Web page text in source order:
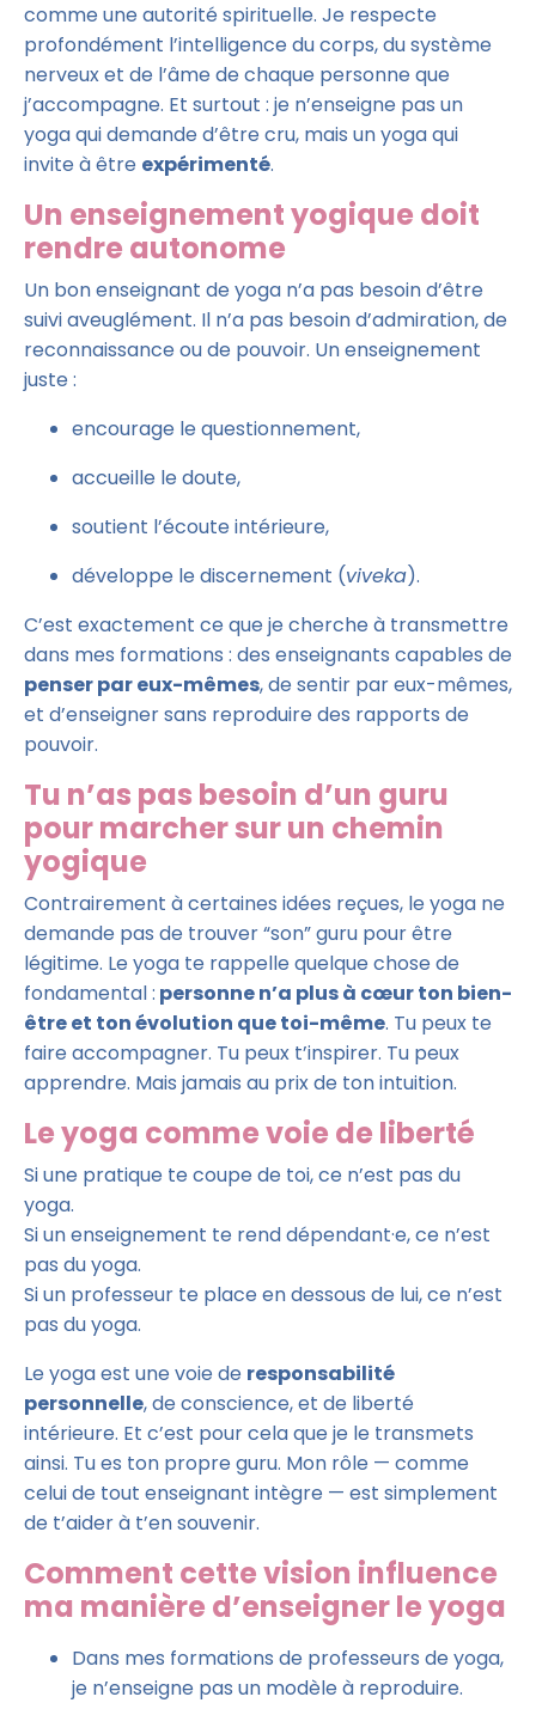
comme une autorité spirituelle. Je respecte
profondément l’intelligence du corps, du système
nerveux et de l’âme de chaque personne que
j’accompagne. Et surtout : je n’enseigne pas un
yoga qui demande d’être cru, mais un yoga qui
invite à être expérimenté.
Un enseignement yogique doit
rendre autonome
Un bon enseignant de yoga n’a pas besoin d’être
suivi aveuglément. Il n’a pas besoin d’admiration, de
reconnaissance ou de pouvoir. Un enseignement
juste :
encourage le questionnement,
accueille le doute,
soutient l’écoute intérieure,
développe le discernement (viveka).
C’est exactement ce que je cherche à transmettre
dans mes formations : des enseignants capables de
penser par eux-mêmes, de sentir par eux-mêmes,
et d’enseigner sans reproduire des rapports de
pouvoir.
Tu n’as pas besoin d’un guru
pour marcher sur un chemin
yogique
Contrairement à certaines idées reçues, le yoga ne
demande pas de trouver “son” guru pour être
légitime. Le yoga te rappelle quelque chose de
fondamental : personne n’a plus à cœur ton bien-
être et ton évolution que toi-même. Tu peux te
faire accompagner. Tu peux t’inspirer. Tu peux
apprendre. Mais jamais au prix de ton intuition.
Le yoga comme voie de liberté
Si une pratique te coupe de toi, ce n’est pas du
yoga.
Si un enseignement te rend dépendant·e, ce n’est
pas du yoga.
Si un professeur te place en dessous de lui, ce n’est
pas du yoga.
Le yoga est une voie de responsabilité
personnelle, de conscience, et de liberté
intérieure. Et c’est pour cela que je le transmets
ainsi. Tu es ton propre guru. Mon rôle — comme
celui de tout enseignant intègre — est simplement
de t’aider à t’en souvenir.
Comment cette vision influence
ma manière d’enseigner le yoga
Dans mes formations de professeurs de yoga,
je n’enseigne pas un modèle à reproduire.